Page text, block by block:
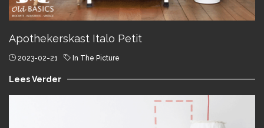
Apothekerskast Italo Petit
2023-02-21 In The Picture
Lees Verder